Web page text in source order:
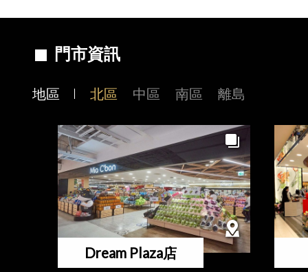
門市資訊
地區 北區 中區 南區 離島
Dream Plaza店